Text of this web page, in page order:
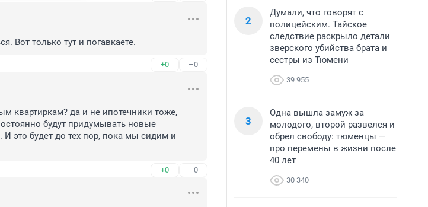
Вот только тут и погавкаете.
+0 –0
квартиркам? да и не ипотечники тоже,
будут придумывать новые
это будет до тех пор, пока мы сидим и
+0 –0
2
Думали, что говорят с
полицейским. Тайское
следствие раскрыло детали
зверского убийства брата и
сестры из Тюмени
39 955
3
Одна вышла замуж за
молодого, второй развелся и
обрел свободу: тюменцы —
про перемены в жизни после
40 лет
30 340